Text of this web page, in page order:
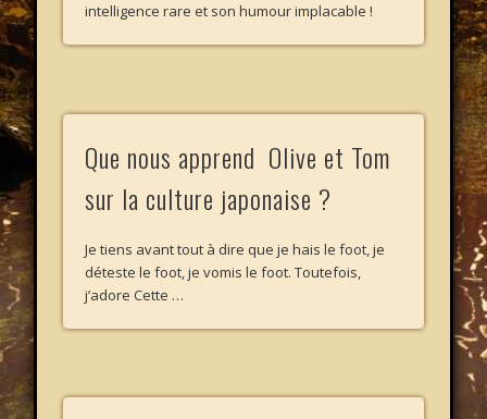
intelligence rare et son humour implacable !
Que nous apprend Olive et Tom
sur la culture japonaise ?
Je tiens avant tout à dire que je hais le foot, je
déteste le foot, je vomis le foot. Toutefois,
j’adore Cette …